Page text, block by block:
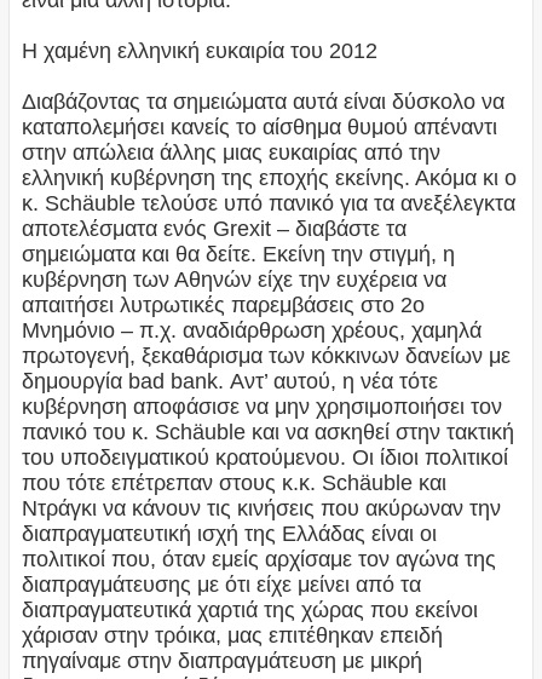
Η χαμένη ελληνική ευκαιρία του 2012
Διαβάζοντας τα σημειώματα αυτά είναι δύσκολο να
καταπολεμήσει κανείς το αίσθημα θυμού απέναντι
στην απώλεια άλλης μιας ευκαιρίας από την
ελληνική κυβέρνηση της εποχής εκείνης. Ακόμα κι ο
κ. Schäuble τελούσε υπό πανικό για τα ανεξέλεγκτα
αποτελέσματα ενός Grexit – διαβάστε τα
σημειώματα και θα δείτε. Εκείνη την στιγμή, η
κυβέρνηση των Αθηνών είχε την ευχέρεια να
απαιτήσει λυτρωτικές παρεμβάσεις στο 2ο
Μνημόνιο – π.χ. αναδιάρθρωση χρέους, χαμηλά
πρωτογενή, ξεκαθάρισμα των κόκκινων δανείων με
δημουργία bad bank. Αντ’ αυτού, η νέα τότε
κυβέρνηση αποφάσισε να μην χρησιμοποιήσει τον
πανικό του κ. Schäuble και να ασκηθεί στην τακτική
του υποδειγματικού κρατούμενου. Οι ίδιοι πολιτικοί
που τότε επέτρεπαν στους κ.κ. Schäuble και
Ντράγκι να κάνουν τις κινήσεις που ακύρωναν την
διαπραγματευτική ισχή της Ελλάδας είναι οι
πολιτικοί που, όταν εμείς αρχίσαμε τον αγώνα της
διαπραγμάτευσης με ότι είχε μείνει από τα
διαπραγματευτικά χαρτιά της χώρας που εκείνοι
χάρισαν στην τρόικα, μας επιτέθηκαν επειδή
πηγαίναμε στην διαπραγμάτευση με μικρή